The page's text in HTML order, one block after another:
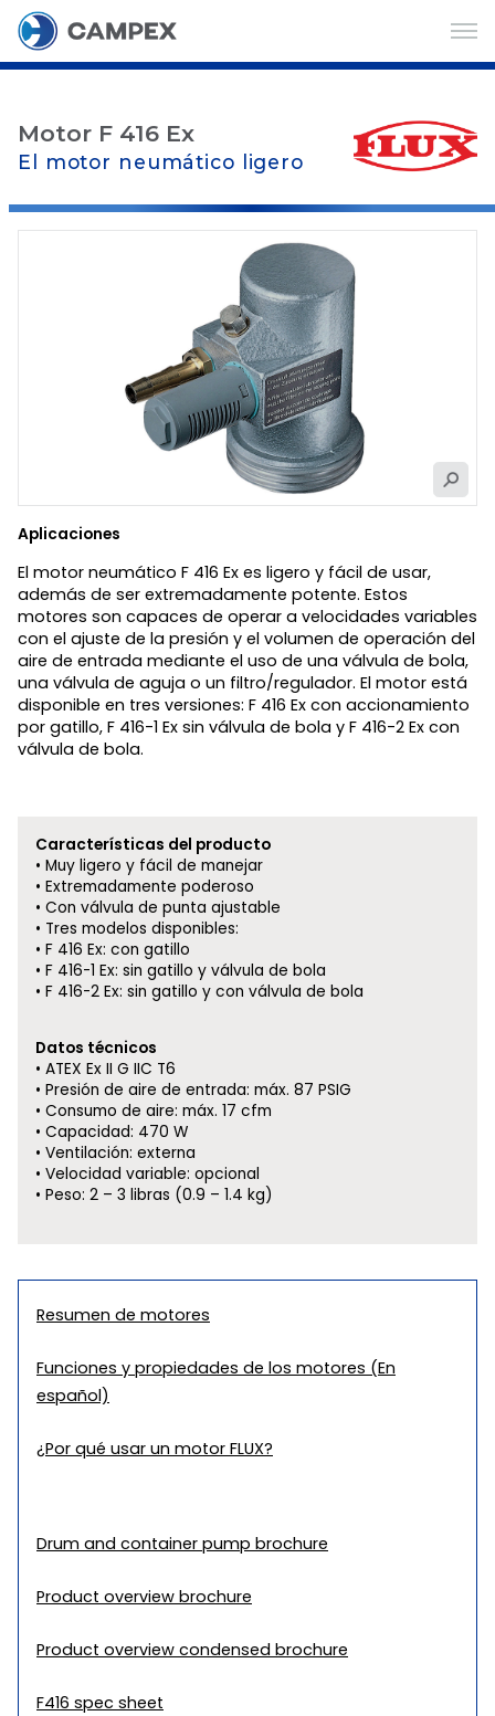
Motor F 416 Ex
El motor neumático ligero
Aplicaciones
El motor neumático F 416 Ex es ligero y fácil de usar,
además de ser extremadamente potente. Estos
motores son capaces de operar a velocidades variables
con el ajuste de la presión y el volumen de operación del
aire de entrada mediante el uso de una válvula de bola,
una válvula de aguja o un filtro/regulador. El motor está
disponible en tres versiones: F 416 Ex con accionamiento
por gatillo, F 416-1 Ex sin válvula de bola y F 416-2 Ex con
válvula de bola.
Características del producto
Muy ligero y fácil de manejar
Extremadamente poderoso
Con válvula de punta ajustable
Tres modelos disponibles:
F 416 Ex: con gatillo
F 416-1 Ex: sin gatillo y válvula de bola
F 416-2 Ex: sin gatillo y con válvula de bola
Datos técnicos
ATEX Ex II G IIC T6
Presión de aire de entrada: máx. 87 PSIG
Consumo de aire: máx. 17 cfm
Capacidad: 470 W
Ventilación: externa
Velocidad variable: opcional
Peso: 2 – 3 libras (0.9 – 1.4 kg)
Resumen de motores
Funciones y propiedades de los motores (En
español)
¿Por qué usar un motor FLUX?
Drum and container pump brochure
Product overview brochure
Product overview condensed brochure
F416 spec sheet